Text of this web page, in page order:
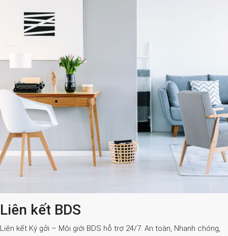
Liên kết BDS
Liên kết Ký gởi – Môi giới BDS hỗ trợ 24/7. An toàn, Nhanh chóng,